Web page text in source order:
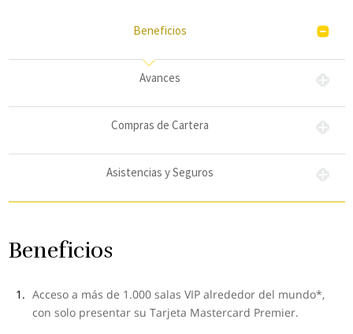
Beneficios
Avances
Compras de Cartera
Asistencias y Seguros
Beneficios
Acceso a más de 1.000 salas VIP alrededor del mundo*,
con solo presentar su Tarjeta Mastercard Premier.